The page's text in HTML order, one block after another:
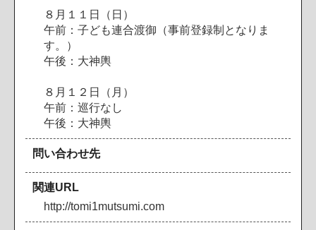
８ 月 １ １ 日 （ 日 ）
午前 ： 子ども連合渡御 （事前登録制 と な り ま
す。
）
午後 ： 大神輿
８ 月 １ ２ 日 （ 月 ）
午前 ： 巡行な し
午後 ： 大神輿
問い合わせ先
関連URL
http://tomi1mutsumi.com